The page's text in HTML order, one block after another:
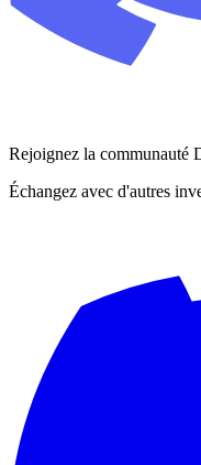
Rejoignez la communauté
Échangez avec d'autres